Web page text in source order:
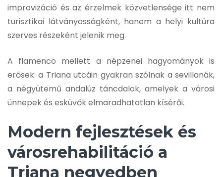
improvizáció és az érzelmek közvetlensége itt nem
turisztikai látványosságként, hanem a helyi kultúra
szerves részeként jelenik meg.
A flamenco mellett a népzenei hagyományok is
erősek: a Triana utcáin gyakran szólnak a sevillanák,
a négyütemű andalúz táncdalok, amelyek a városi
ünnepek és esküvők elmaradhatatlan kísérői.
Modern fejlesztések és
városrehabilitáció a
Triana negyedben